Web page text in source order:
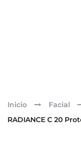
Inicio Facial
RADIANCE C 20